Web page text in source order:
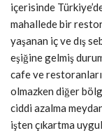
içerisinde
mahallede bir
yaşanan iç ve dış
eşiğine gelmiş
cafe ve
olmazken diğer
ciddi azalma
işten çıkartma